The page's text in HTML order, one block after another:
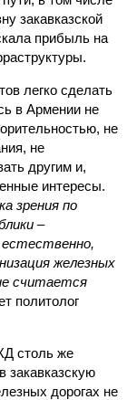
закавказской
прибыль на
легко сделать
в Армении не
не
не
другим и,
интересы.
зрения по
–
естественно,
железных
считается
политолог
столь же
закавказскую
дорогах не